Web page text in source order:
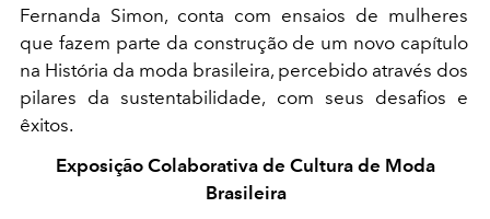
Fernanda Simon, conta com ensaios de mulheres
que fazem parte da construção de um novo capítulo
na História da moda brasileira, percebido através dos
pilares da sustentabilidade, com seus desafios e
êxitos.
Exposição Colaborativa de Cultura de Moda
Brasileira